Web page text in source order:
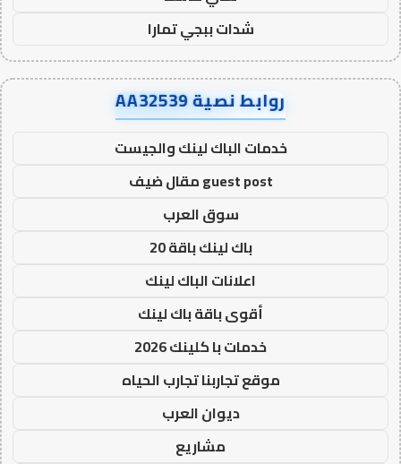
شدات ببجي تمارا
روابط نصية AA32539
خدمات الباك لينك والجيست
guest post مقال ضيف
سوق العرب
باك لينك باقة 20
اعلانات الباك لينك
أقوى باقة باك لينك
خدمات با كلينك 2026
موقع تجاربنا تجارب الحياه
ديوان العرب
مشاريع